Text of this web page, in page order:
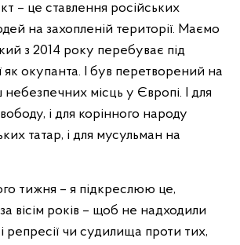
– це ставлення російських
на захопленій території. Маємо
з 2014 року перебуває під
як окупанта. І був перетворений на
місць у Європі. І для
і для корінного народу
татар, і для мусульман на
тижня – я підкреслюю це,
вісім років – щоб не надходили
репресії чи судилища проти тих,